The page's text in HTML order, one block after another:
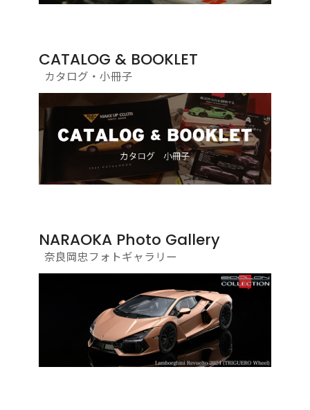
CATALOG & BOOKLET
カタログ・小冊子
NARAOKA Photo Gallery
奈良岡忠フォトギャラリー